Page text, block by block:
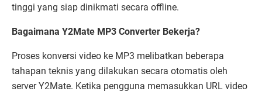
tinggi yang siap dinikmati secara offline.
Bagaimana Y2Mate MP3 Converter Bekerja?
Proses konversi video ke MP3 melibatkan beberapa
tahapan teknis yang dilakukan secara otomatis oleh
server Y2Mate. Ketika pengguna memasukkan URL video